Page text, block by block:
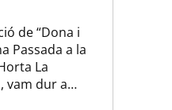
de “Dona i
Passada a la
La
vam dur a